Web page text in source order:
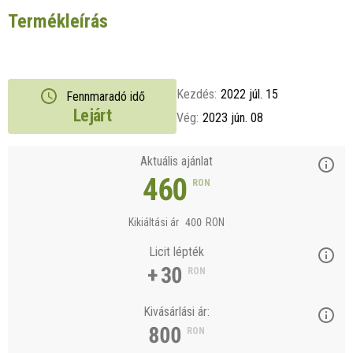
Termékleírás
Fennmaradó idő
Lejárt
Kezdés: 2022 júl. 15
Vég: 2023 jún. 08
Aktuális ajánlat
460 RON
Kikiáltási ár 400 RON
Licit lépték
+ 30 RON
Kivásárlási ár:
800 RON